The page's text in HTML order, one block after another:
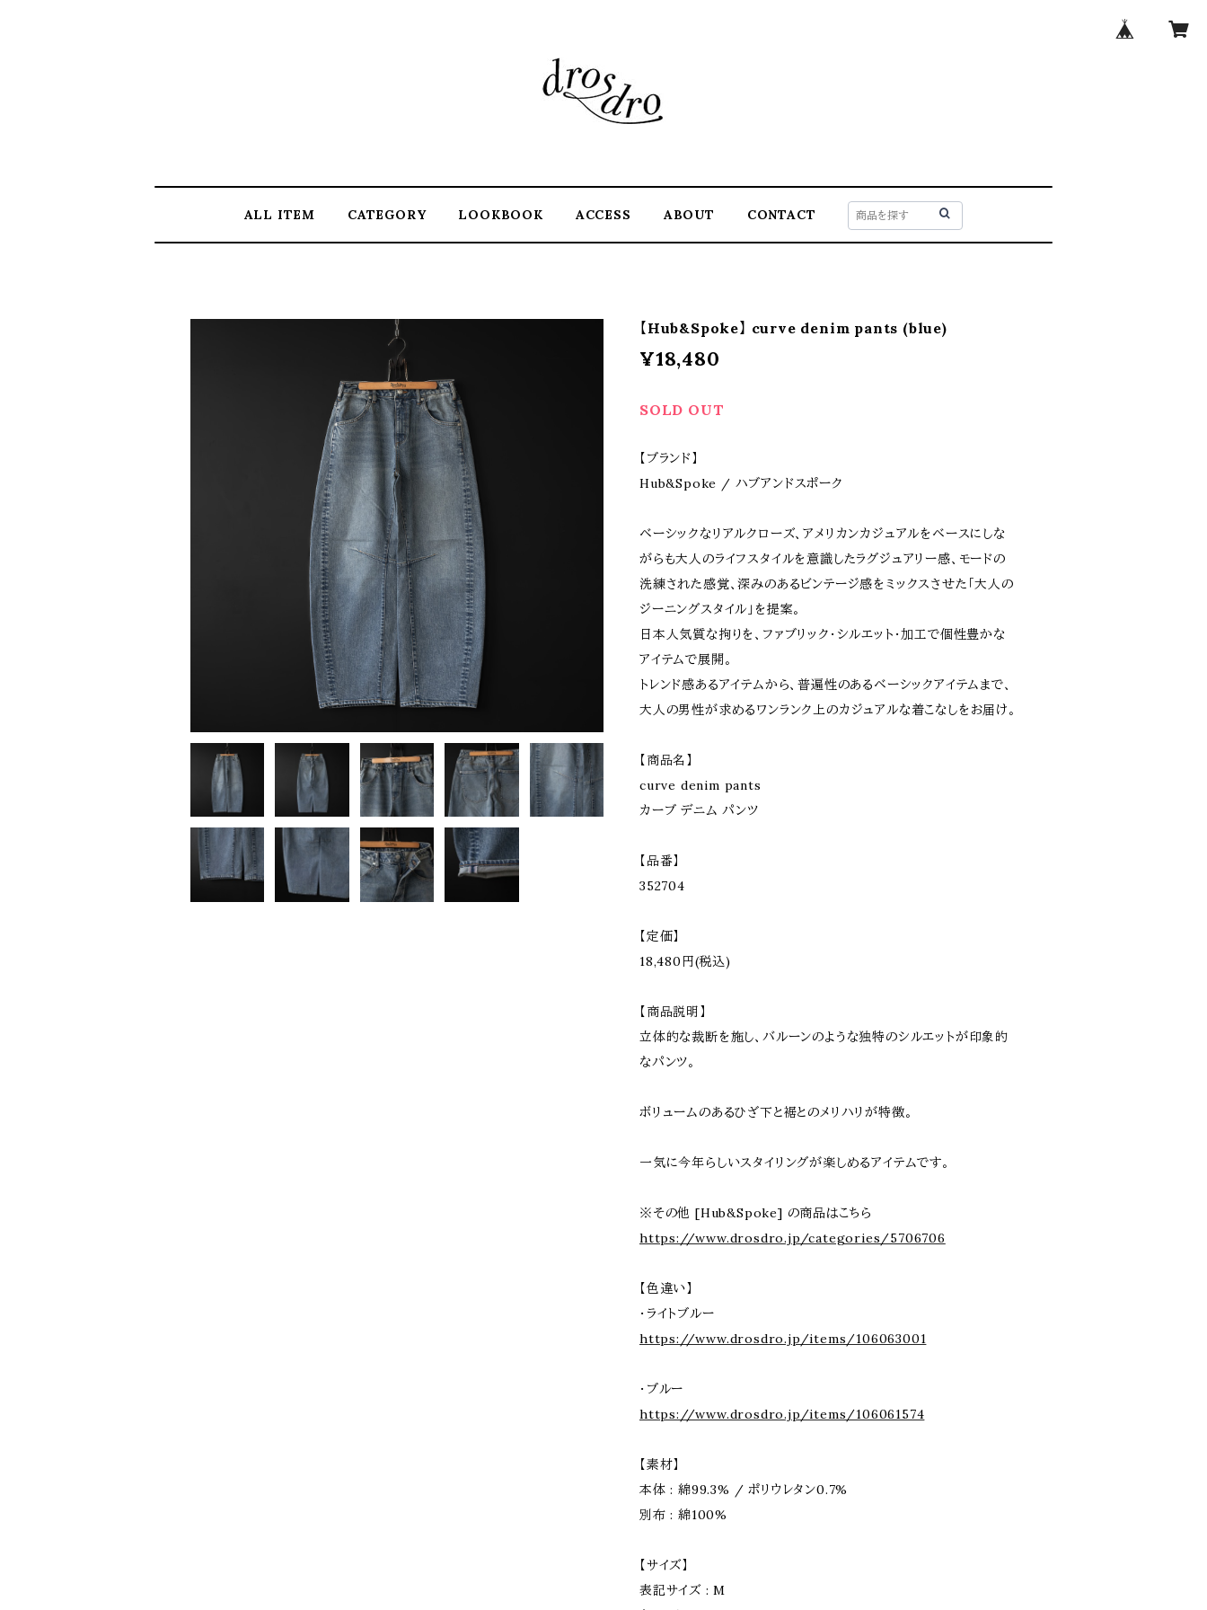
ALL ITEM CATEGORY LOOKBOOK ACCESS ABOUT CONTACT
【Hub&Spoke】 curve denim pants (blue)
¥18,480
SOLD OUT
【ブランド】
Hub&Spoke / ハブアンドスポーク
ベーシックなリアルクローズ、アメリカンカジュアルをベースにしな
がらも大人のライフスタイルを意識したラグジュアリー感、モードの
洗練された感覚、深みのあるビンテージ感をミックスさせた「大人の
ジーニングスタイル」を提案。
日本人気質な拘りを、ファブリック・シルエット・加工で個性豊かな
アイテムで展開。
トレンド感あるアイテムから、普遍性のあるベーシックアイテムまで、
大人の男性が求めるワンランク上のカジュアルな着こなしをお届け。
【商品名】
curve denim pants
カーブ デニム パンツ
【品番】
352704
【定価】
18,480円(税込)
【商品説明】
立体的な裁断を施し、バルーンのような独特のシルエットが印象的
なパンツ。
ボリュームのあるひざ下と裾とのメリハリが特徴。
一気に今年らしいスタイリングが楽しめるアイテムです。
※その他 [Hub&Spoke] の商品はこちら
https://www.drosdro.jp/categories/5706706
【色違い】
・ライトブルー
https://www.drosdro.jp/items/106063001
・ブルー
https://www.drosdro.jp/items/106061574
【素材】
本体 : 綿99.3% / ポリウレタン0.7%
別布 : 綿100%
【サイズ】
表記サイズ : M